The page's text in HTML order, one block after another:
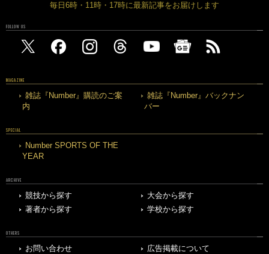
毎日6時・11時・17時に最新記事をお届けします
FOLLOW US
MAGAZINE
雑誌『Number』購読のご案
内
雑誌『Number』バックナン
バー
SPECIAL
Number SPORTS OF THE
YEAR
ARCHIVE
競技から探す
大会から探す
著者から探す
学校から探す
OTHERS
お問い合わせ
広告掲載について